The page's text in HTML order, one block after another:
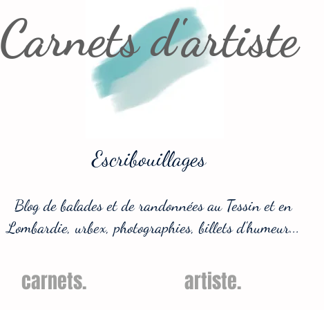
Carnets d'artiste
Escribouillages
Blog de balades et de randonnées au Tessin et en
Lombardie, urbex, photographies, billets d'humeur...
carnets. artiste.